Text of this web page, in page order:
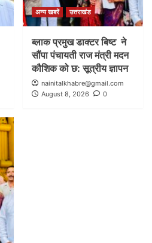
अन्य खबरें उत्तराखंड
ब्लाक प्रमुख डाक्टर बिष्ट ने
सौंपा पंचायती राज मंत्री मदन
कौशिक को छ: सूत्रीय ज्ञापन
nainitalkhabre@gmail.com
August 8, 2026
0